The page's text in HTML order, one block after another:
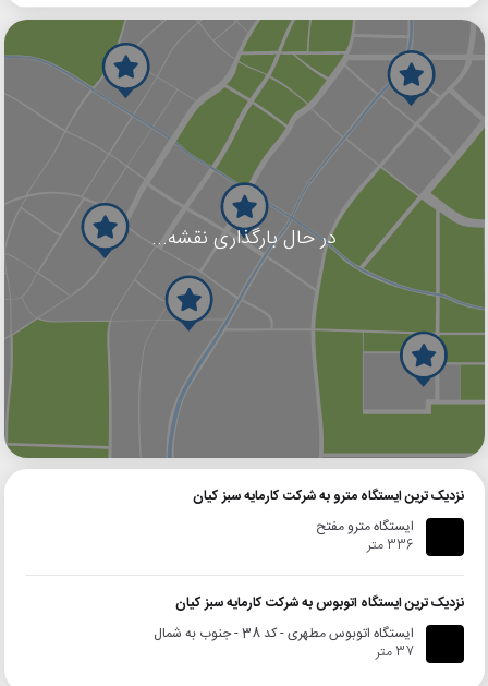
در حال بارگذاری نقشه...
گوگل
نزدیک ترین ایستگاه مترو به شرکت کارمایه سبز کیان
ایستگاه مترو مفتح
336 متر
نزدیک ترین ایستگاه اتوبوس به شرکت کارمایه سبز کیان
ایستگاه اتوبوس مطهری - کد 38 - جنوب به شمال
37 متر